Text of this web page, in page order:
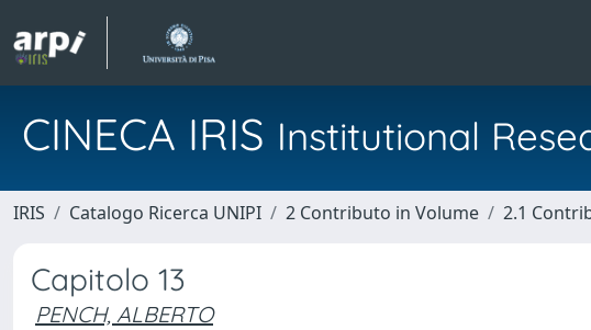
CINECA IRIS Institutional
IRIS Catalogo Ricerca UNIPI 2 Contributo in Volume 2.1
Capitolo 13
PENCH, ALBERTO